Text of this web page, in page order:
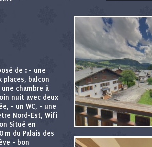
de : - une
places, balcon
chambre à
nuit avec deux
- un WC, - une
Nord-Est, Wifi
Situé en
m du Palais des
- bon